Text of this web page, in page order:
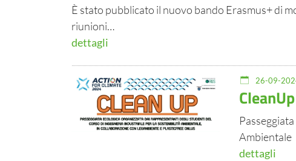
È stato pubblicato il nuovo bando Erasmus+ di
riunioni…
dettagli
26-09-
Ambientale
dettagli